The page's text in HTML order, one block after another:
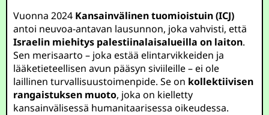
Vuonna 2024 Kansainvälinen tuomioistuin (ICJ)
antoi neuvoa-antavan lausunnon, joka vahvisti, että
Israelin miehitys palestiinalaisalueilla on laiton.
Sen merisaarto – joka estää elintarvikkeiden ja
lääketieteellisen avun pääsyn siviileille – ei ole
laillinen turvallisuustoimenpide. Se on kollektiivisen
rangaistuksen muoto, joka on kielletty
kansainvälisessä humanitaarisessa oikeudessa.